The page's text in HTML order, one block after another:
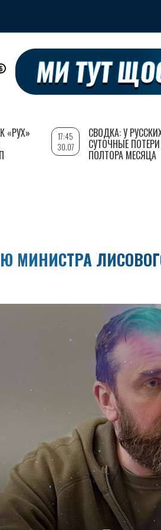
МИНИСТРА
«РУХ»
17:45
30.07
СВОДКА: У
СУТОЧНЫЕ
ПОЛТОРА МЕСЯЦА